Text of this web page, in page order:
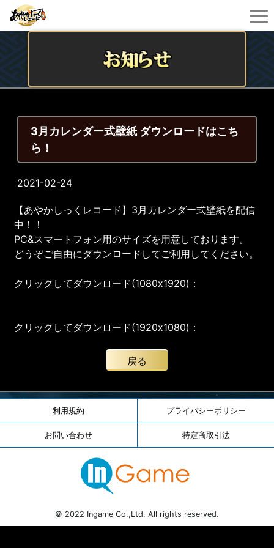
3月カレンダー式壁紙 ダウンロードはこち
ら！
2021-02-24
【あやかしっくレコード】3月カレンダー式壁紙を配信
中！！
PC&スマートフォン用のサイズを用意しております。
どうぞご自由にダウンロードしてご利用してください。
クリックしてダウンロード(1080x1920)：
クリックしてダウンロード(1920x1080)：
戻る
利用規約 プライバシーポリシー
お問い合わせ 特定商取引法
© 2022 Ingame Co.,Ltd. All rights reserved.